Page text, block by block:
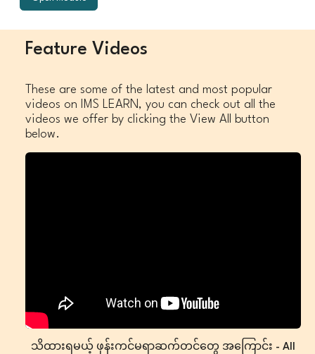
Feature Videos
These are some of the latest and most popular
videos on IMS LEARN, you can check out all the
videos we offer by clicking the View All button
below.
သိထားရမယ့် ဖုန်းကင်မရာဆက်တင်တွေ အကြောင်း - All